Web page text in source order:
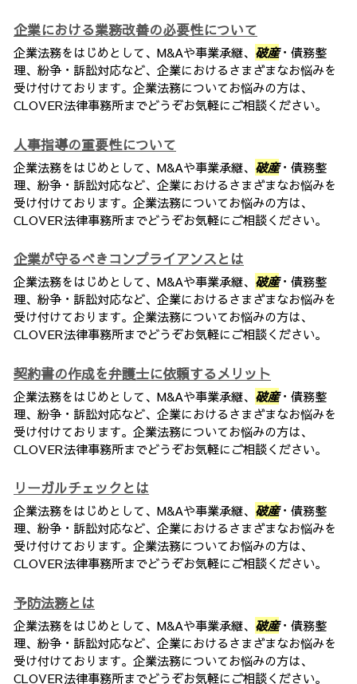
企業における業務改善の必要性について
企業法務をはじめとして、M&Aや事業承継、 破産・債務整
理、紛争・訴訟対応など、企業におけるさまざまなお悩みを
受け付けております。企業法務についてお悩みの方は、
CLOVER法律事務所までどうぞお気軽にご相談ください。
人事指導の重要性について
企業法務をはじめとして、M&Aや事業承継、 破産・債務整
理、紛争・訴訟対応など、企業におけるさまざまなお悩みを
受け付けております。企業法務についてお悩みの方は、
CLOVER法律事務所までどうぞお気軽にご相談ください。
企業が守るべきコンプライアンスとは
企業法務をはじめとして、M&Aや事業承継、 破産・債務整
理、紛争・訴訟対応など、企業におけるさまざまなお悩みを
受け付けております。企業法務についてお悩みの方は、
CLOVER法律事務所までどうぞお気軽にご相談ください。
契約書の作成を弁護士に依頼するメリット
企業法務をはじめとして、M&Aや事業承継、 破産・債務整
理、紛争・訴訟対応など、企業におけるさまざまなお悩みを
受け付けております。企業法務についてお悩みの方は、
CLOVER法律事務所までどうぞお気軽にご相談ください。
リーガルチェックとは
企業法務をはじめとして、M&Aや事業承継、 破産・債務整
理、紛争・訴訟対応など、企業におけるさまざまなお悩みを
受け付けております。企業法務についてお悩みの方は、
CLOVER法律事務所までどうぞお気軽にご相談ください。
予防法務とは
企業法務をはじめとして、M&Aや事業承継、 破産・債務整
理、紛争・訴訟対応など、企業におけるさまざまなお悩みを
受け付けております。企業法務についてお悩みの方は、
CLOVER法律事務所までどうぞお気軽にご相談ください。